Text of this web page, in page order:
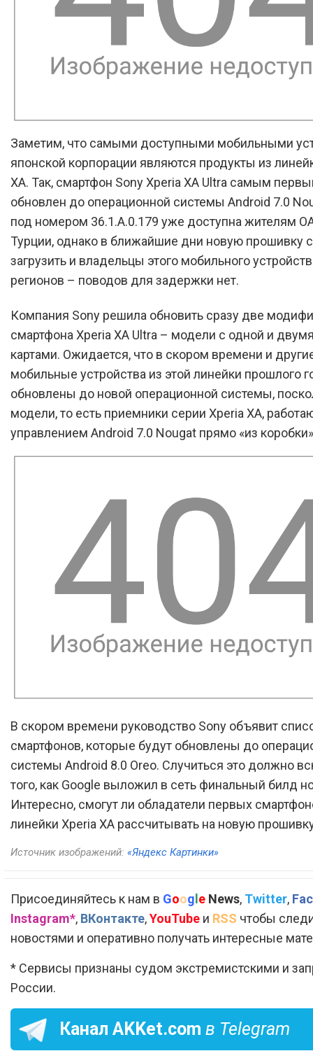
Заметим, что самыми доступными мобильными
японской корпорации являются продукты из
XA. Так, смартфон Sony Xperia XA Ultra самым
обновлен до операционной системы Android 7.0
под номером 36.1.А.0.179 уже доступна жителям
Турции, однако в ближайшие дни новую прошивку
загрузить и владельцы этого мобильного
регионов – поводов для задержки нет.
Компания Sony решила обновить сразу две
смартфона Xperia XA Ultra – модели с одной и
картами. Ожидается, что в скором времени и
мобильные устройства из этой линейки прошлого
обновлены до новой операционной системы,
модели, то есть приемники серии Xperia XA,
управлением Android 7.0 Nougat прямо «из
В скором времени руководство Sony объявит
смартфонов, которые будут обновлены до
системы Android 8.0 Oreo. Случиться это должно
того, как Google выложил в сеть финальный билд
Интересно, смогут ли обладатели первых
линейки Xperia XA рассчитывать на новую
Источник изображений: «Яндекс Картинки»
Присоединяйтесь к нам в Google News, Twitter,
Instagram*, ВКонтакте,YouTube и RSS чтобы
новостями и оперативно получать интересные
* Сервисы признаны судом экстремистскими и
России.
Канал AKKet.com в Telegram